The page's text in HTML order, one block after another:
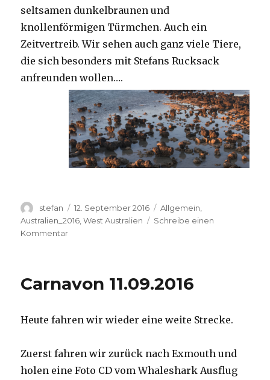
seltsamen dunkelbraunen und
knollenförmigen Türmchen. Auch ein
Zeitvertreib. Wir sehen auch ganz viele Tiere,
die sich besonders mit Stefans Rucksack
anfreunden wollen….
Autor
stefan
Veröffentlicht
am
12. September 2016 Kategorien
Allgemein
Australien_2016 ,West Australien
Schreibe einen
Kommentarzu
Carnavon 11.09.2016
Heute fahren wir wieder eine weite Strecke.
Zuerst fahren wir zurück nach Exmouth und
holen eine Foto CD vom Whaleshark Ausflug